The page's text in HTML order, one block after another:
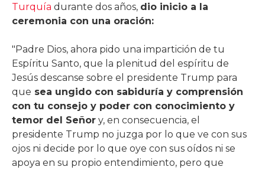
Turquía durante dos años, dio inicio a la
ceremonia con una oración:
"Padre Dios, ahora pido una impartición de tu
Espíritu Santo, que la plenitud del espíritu de
Jesús descanse sobre el presidente Trump para
que sea ungido con sabiduría y comprensión
con tu consejo y poder con conocimiento y
temor del Señor y, en consecuencia, el
presidente Trump no juzga por lo que ve con sus
ojos ni decide por lo que oye con sus oídos ni se
apoya en su propio entendimiento, pero que